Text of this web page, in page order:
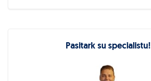
Pasitark su specialistu!